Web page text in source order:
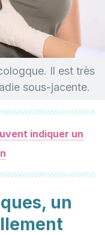
Il est très
sous-jacente.
indiquer un
un